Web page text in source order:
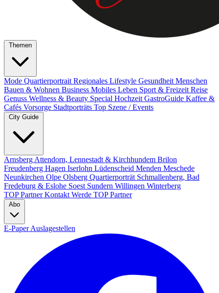
Themen
Mode Quartierportrait Regionales Lifestyle Gesundheit Menschen
Bauen & Wohnen Business Mobiles Leben Sport & Freizeit Reise
Genuss Wellness & Beauty Special Hochzeit GastroGuide Kaffee &
Cafés Vorsorge Stadtporträts Top Szene / Events
City Guide
Arnsberg Attendorn, Lennestadt & Kirchhundem Brilon
Freudenberg Hagen Iserlohn Lüdenscheid Menden Meschede
Neunkirchen Olpe Olsberg Quartierporträt Schmallenberg, Bad
Fredeburg & Eslohe Soest Sundern Willingen Winterberg
TOP PartnerKontakt Werde TOP Partner
Abo
E-PaperAuslagestellen